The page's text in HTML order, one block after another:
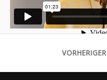
VORHERIGER